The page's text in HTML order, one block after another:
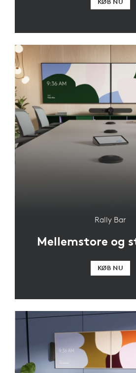
Rally Bar
Mellemstore og
KØB NU